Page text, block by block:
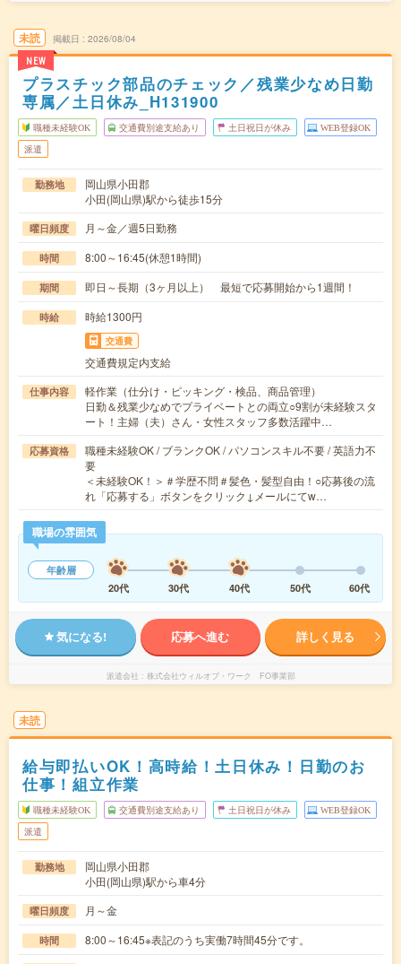
未読
NEW
掲載日 2026/08/04
プラスチック部品のチェック／残業少なめ日勤
専属／土日休み_H131900
職種未経験OK 交通費別途支給あり 土日祝日が休み WEB登録OK
派遣
勤務地
岡山県小田郡
小田(岡山県)駅から徒歩15分
曜日頻度 月～金／週5日勤務
時間 8:00～16:45(休憩1時間)
期間 即日～長期（3ヶ月以上） 最短で応募開始から1週間！
時給 時給1300円
交通費
交通費規定内支給
仕事内容
軽作業（仕分け・ピッキング・検品、商品管理）
日勤＆残業少なめでプライベートとの両立○9割が未経験スタ
ート！主婦（夫）さん・女性スタッフ多数活躍中…
応募資格
職種未経験OK / ブランクOK / パソコンスキル不要 / 英語力不
要
＜未経験OK！＞＃学歴不問＃髪色・髪型自由！○応募後の流
れ「応募する」ボタンをクリック↓メールにてw…
職場の雰囲気
年齢層
20代
30代 40代 50代 60代
気になる! 応募へ進む 詳しく見る
派遣会社 株式会社ウィルオブ・ワーク FO事業部
未読
給与即払いOK！高時給！土日休み！日勤のお
仕事！組立作業
職種未経験OK 交通費別途支給あり 土日祝日が休み WEB登録OK
派遣
勤務地
岡山県小田郡
小田(岡山県)駅から車4分
曜日頻度 月～金
時間 8:00～16:45※表記のうち実働7時間45分です。